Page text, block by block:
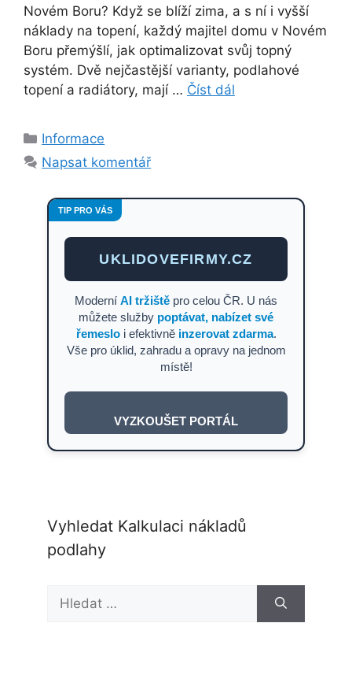
Novém Boru? Když se blíží zima, a s ní i vyšší
náklady na topení, každý majitel domu v Novém
Boru přemýšlí, jak optimalizovat svůj topný
systém. Dvě nejčastější varianty, podlahové
topení a radiátory, mají … Číst dál
Rubriky
Informace
Napsat komentář
TIP PRO VÁS
UKLIDOVEFIRMY.CZ
Moderní AI tržiště pro celou ČR. U nás
můžete služby poptávat, nabízet své
řemesloi efektivně inzerovat zdarma.
Vše pro úklid, zahradu a opravy na jednom
místě!
VYZKOUŠET PORTÁL
Vyhledat Kalkulaci nákladů
podlahy